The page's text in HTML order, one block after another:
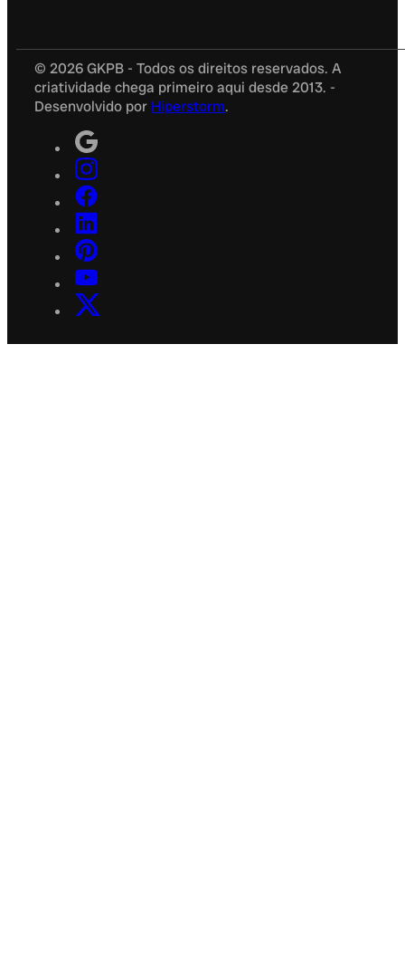
© 2026 GKPB - Todos os direitos reservados. A
criatividade chega primeiro aqui desde 2013. -
Desenvolvido por Hiperstorm.